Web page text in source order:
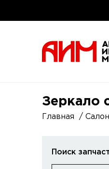
Зеркало
Главная Салон
Поиск